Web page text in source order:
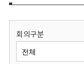
보
회의구분